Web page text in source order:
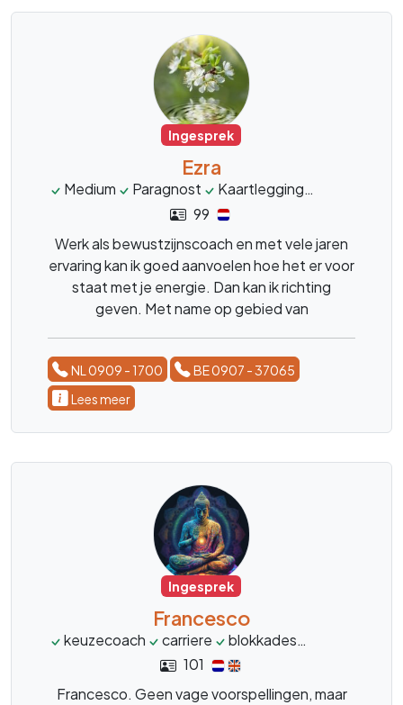
Ingesprek
Ezra
Medium Paragnost Kaartlegging
99
Werk als bewustzijnscoach en met vele jaren
ervaring kan ik goed aanvoelen hoe het er voor
staat met je energie. Dan kan ik richting
geven. Met name op gebied van
NL 0909 - 1700
BE 0907 - 37065
Lees meer
Ingesprek
Francesco
keuzecoach carriere blokkades
101
Francesco. Geen vage voorspellingen, maar